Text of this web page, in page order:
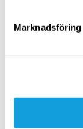
Marknadsföring